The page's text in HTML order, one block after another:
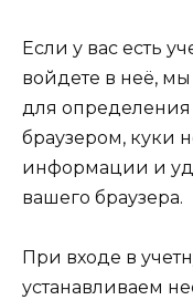
Если у вас есть
войдете в неё,
для
браузером, куки
информации и
вашего браузера.
При входе в
устанавливаем